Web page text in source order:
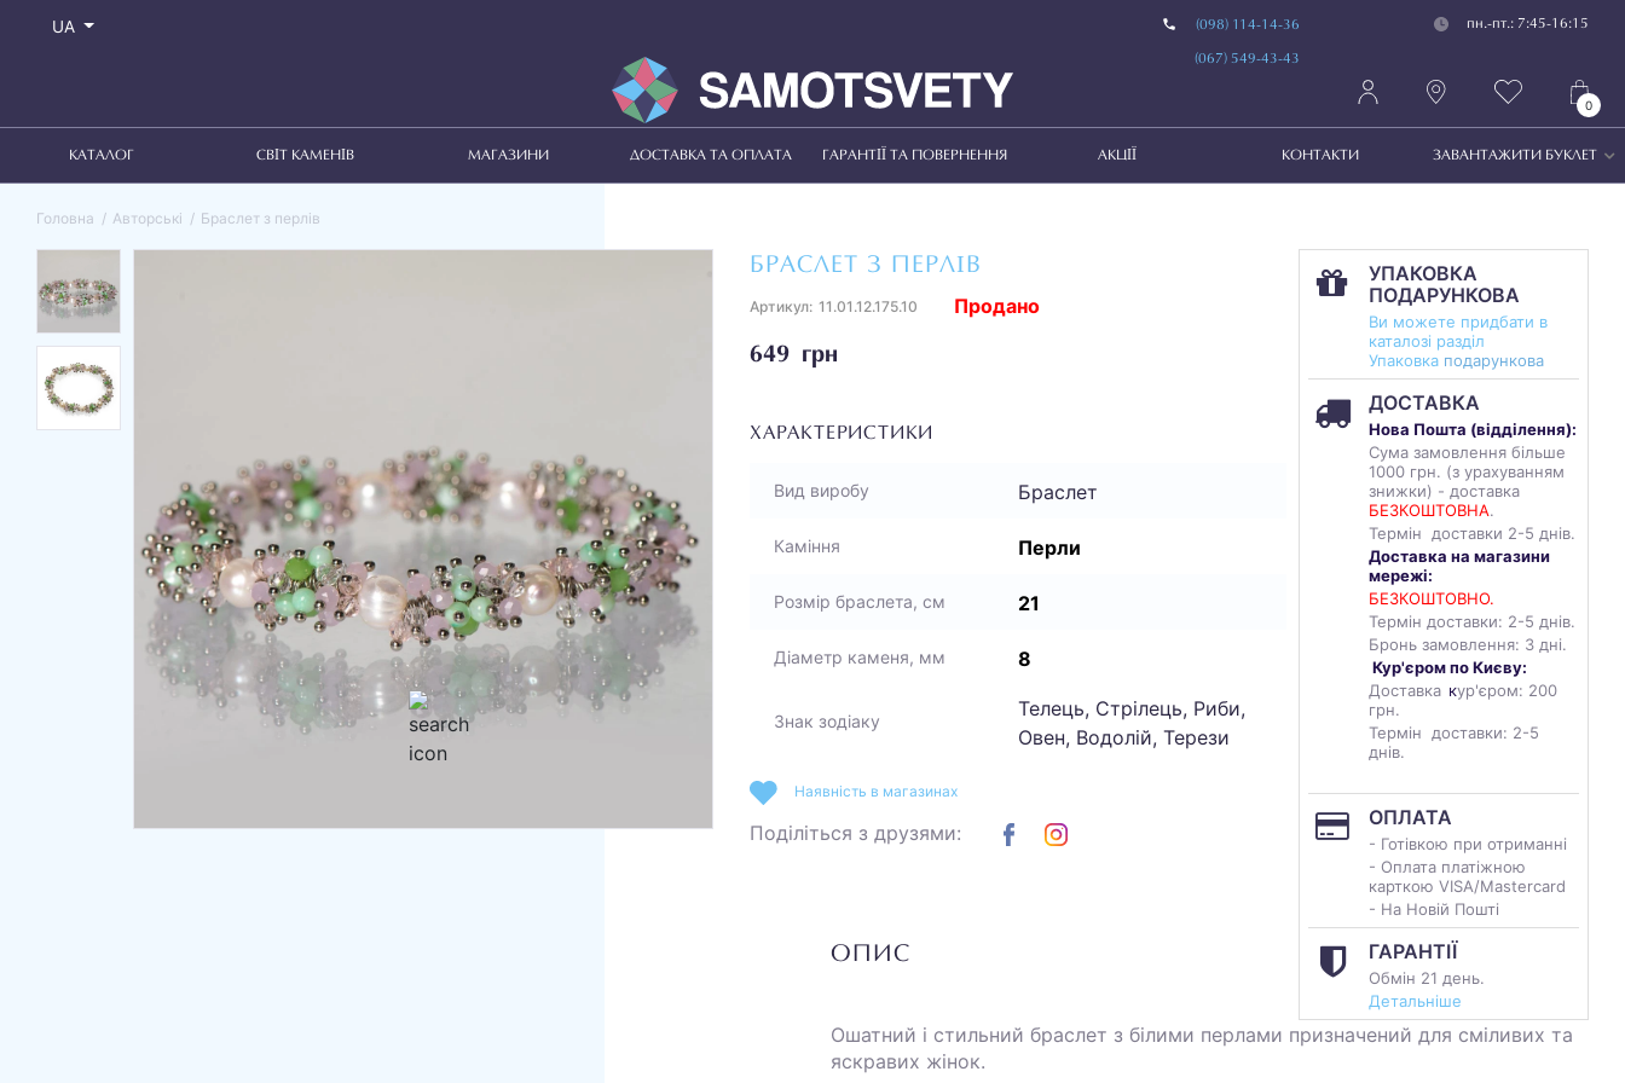
UA (098) 114-14-36
(067) 549-43-43
пн.-пт.: 7:45-16:15
0
КАТАЛОГ СВІТ КАМЕНІВ МАГАЗИНИ ДОСТАВКА ТА ОПЛАТА ГАРАНТІЇ ТА ПОВЕРНЕННЯ АКЦІЇ КОНТАКТИ ЗАВАНТАЖИТИ БУКЛЕТ
Головна Авторські Браслет з перлів
БРАСЛЕТ З ПЕРЛІВ
Артикул: 11.01.12.175.10
649 грн
Продано
ХАРАКТЕРИСТИКИ
Вид виробу Браслет
Каміння Перли
Розмір браслета, см 21
Діаметр каменя, мм 8
Знак зодіаку
Телець, Стрілець, Риби,
Овен, Водолій, Терези
УПАКОВКА
ПОДАРУНКОВА
Ви можете придбати в
каталозі разділ
Упаковка подарункова
ДОСТАВКА
Нова Пошта (відділення):
Сума замовлення більше
1000 грн. (з урахуванням
знижки) - доставка
БЕЗКОШТОВНА.
Термін доставки 2-5 днів.
Доставка на магазини
мережі:
БЕЗКОШТОВНО.
Термін доставки: 2-5 днів.
Бронь замовлення: 3 дні.
Кур'єром по Києву:
Доставка кур'єром: 200
грн.
Термін доставки: 2-5
днів.
ОПЛАТА
- Готівкою при отриманні
- Оплата платіжною
карткою VISA/Mastercard
- На Новій Пошті
ГАРАНТІЇ
Обмін 21 день.
Детальніше
Наявність в магазинах
Поділіться з друзями:
ОПИС
Ошатний і стильний браслет з білими перлами призначений для сміливих та
яскравих жінок.